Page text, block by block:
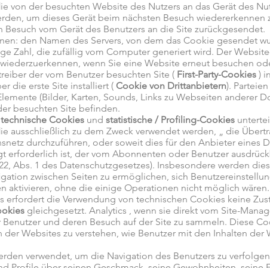
von der besuchten Website des Nutzers an das Gerät des
um dieses Gerät beim nächsten Besuch wiedererkennen
vom Gerät des Benutzers an die Site zurückgesendet.
den Namen des Servers, von dem das Cookie gesendet
Zahl, die zufällig vom Computer generiert wird. Der
wenn Sie eine Website erneut besuchen
der vom Benutzer besuchten Site ( First-Party-Cookies )
die erste Site installiert ( Cookie von Drittanbietern).
(Bilder, Karten, Sounds, Links zu Webseiten anderer
besuchten Site befinden.
technische Cookies und statistische / Profiling-Cookies
ausschließlich zu dem Zweck verwendet werden, „ die
durchzuführen, oder soweit dies für den Anbieter eines
erforderlich ist, der vom Abonnenten oder Benutzer
Abs. 1 des Datenschutzgesetzes). Insbesondere werden
zwischen Seiten zu ermöglichen, sich
aktivieren, ohne die einige Operationen nicht möglich
erfordert die Verwendung von technischen Cookies keine
gleichgesetzt. Analytics , wenn sie direkt vom Site-
und deren Besuch auf der Site zu sammeln. Diese
Websites zu verstehen, wie Benutzer mit den Inhalten der
verwendet, um die Navigation des Benutzers zu